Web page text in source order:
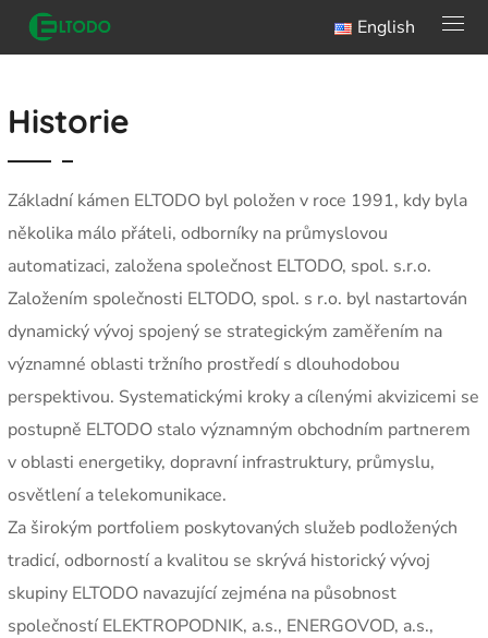
English
Historie
Základní kámen ELTODO byl položen v roce 1991, kdy byla
několika málo přáteli, odborníky na průmyslovou
automatizaci, založena společnost ELTODO, spol. s.r.o.
Založením společnosti ELTODO, spol. s r.o. byl nastartován
dynamický vývoj spojený se strategickým zaměřením na
významné oblasti tržního prostředí s dlouhodobou
perspektivou. Systematickými kroky a cílenými akvizicemi se
postupně ELTODO stalo významným obchodním partnerem
v oblasti energetiky, dopravní infrastruktury, průmyslu,
osvětlení a telekomunikace.
Za širokým portfoliem poskytovaných služeb podložených
tradicí, odborností a kvalitou se skrývá historický vývoj
skupiny ELTODO navazující zejména na působnost
společností ELEKTROPODNIK, a.s., ENERGOVOD, a.s.,